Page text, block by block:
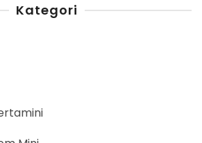
Kategori